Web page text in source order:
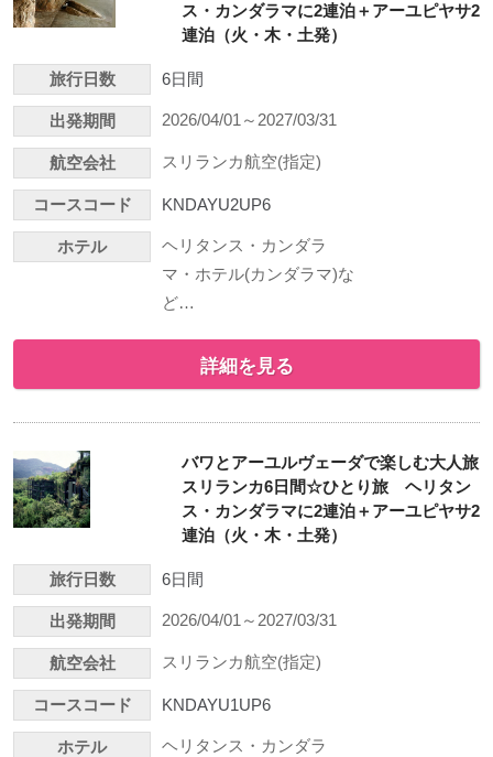
ス・カンダラマに2連泊＋アーユピヤサ2
連泊（火・木・土発）
旅行日数 6日間
出発期間 2026/04/01～2027/03/31
航空会社 スリランカ航空(指定)
コースコード KNDAYU2UP6
ホテル
ヘリタンス・カンダラ
マ・ホテル(カンダラマ)な
ど…
詳細を見る
バワとアーユルヴェーダで楽しむ大人旅
スリランカ6日間☆ひとり旅 ヘリタン
ス・カンダラマに2連泊＋アーユピヤサ2
連泊（火・木・土発）
旅行日数 6日間
出発期間 2026/04/01～2027/03/31
航空会社 スリランカ航空(指定)
コースコード KNDAYU1UP6
ホテル ヘリタンス・カンダラ